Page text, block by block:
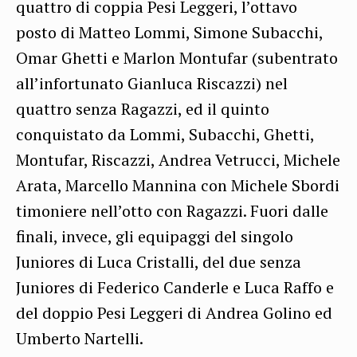
quattro di coppia Pesi Leggeri, l’ottavo
posto di Matteo Lommi, Simone Subacchi,
Omar Ghetti e Marlon Montufar (subentrato
all’infortunato Gianluca Riscazzi) nel
quattro senza Ragazzi, ed il quinto
conquistato da Lommi, Subacchi, Ghetti,
Montufar, Riscazzi, Andrea Vetrucci, Michele
Arata, Marcello Mannina con Michele Sbordi
timoniere nell’otto con Ragazzi. Fuori dalle
finali, invece, gli equipaggi del singolo
Juniores di Luca Cristalli, del due senza
Juniores di Federico Canderle e Luca Raffo e
del doppio Pesi Leggeri di Andrea Golino ed
Umberto Nartelli.